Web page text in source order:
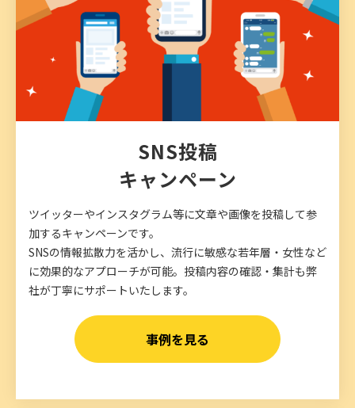
SNS投稿
キャンペーン
ツイッターやインスタグラム等に文章や画像を投稿して参
加するキャンペーンです。
SNSの情報拡散力を活かし、流行に敏感な若年層・女性など
に効果的なアプローチが可能。投稿内容の確認・集計も弊
社が丁寧にサポートいたします。
事例を見る